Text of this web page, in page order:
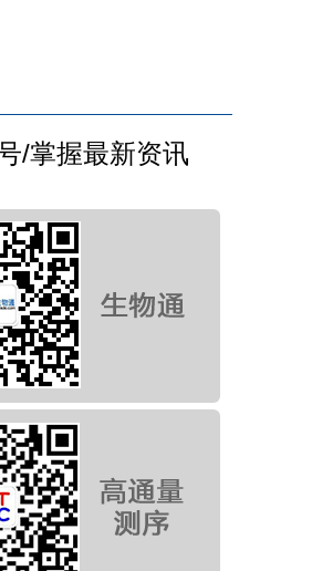
/掌握最新资讯